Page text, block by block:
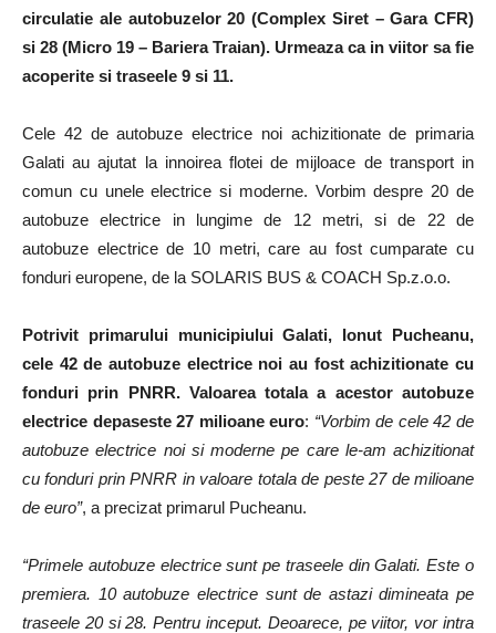
circulatie ale autobuzelor 20 (Complex Siret – Gara CFR)
si 28 (Micro 19 – Bariera Traian). Urmeaza ca in viitor sa fie
acoperite si traseele 9 si 11.
Cele 42 de autobuze electrice noi achizitionate de primaria
Galati au ajutat la innoirea flotei de mijloace de transport in
comun cu unele electrice si moderne. Vorbim despre 20 de
autobuze electrice in lungime de 12 metri, si de 22 de
autobuze electrice de 10 metri, care au fost cumparate cu
fonduri europene, de la SOLARIS BUS & COACH Sp.z.o.o.
Potrivit primarului municipiului Galati, Ionut Pucheanu,
cele 42 de autobuze electrice noi au fost achizitionate cu
fonduri prin PNRR. Valoarea totala a acestor autobuze
electrice depaseste 27 milioane euro: “Vorbim de cele 42 de
autobuze electrice noi si moderne pe care le-am achizitionat
cu fonduri prin PNRR in valoare totala de peste 27 de milioane
de euro”, a precizat primarul Pucheanu.
“Primele autobuze electrice sunt pe traseele din Galati. Este o
premiera. 10 autobuze electrice sunt de astazi dimineata pe
traseele 20 si 28. Pentru inceput. Deoarece, pe viitor, vor intra